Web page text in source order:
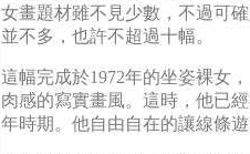
女畫題材雖不見少數，不過可
並不多，也許不超過十幅。
這幅完成於1972年的坐姿裸女
肉感的寫實畫風。這時，他已
年時期。他自由自在的讓線條